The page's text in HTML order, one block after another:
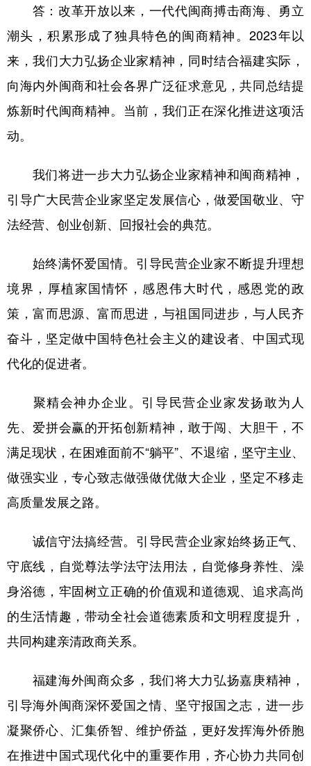
答：改革开放以来，一代代闽商搏击商海、勇立
潮头，积累形成了独具特色的闽商精神。2023年以
来，我们大力弘扬企业家精神，同时结合福建实际，
向海内外闽商和社会各界广泛征求意见，共同总结提
炼新时代闽商精神。当前，我们正在深化推进这项活
动。
我们将进一步大力弘扬企业家精神和闽商精神，
引导广大民营企业家坚定发展信心，做爱国敬业、守
法经营、创业创新、回报社会的典范。
始终满怀爱国情。引导民营企业家不断提升理想
境界，厚植家国情怀，感恩伟大时代，感恩党的政
策，富而思源、富而思进，与祖国同进步，与人民齐
奋斗，坚定做中国特色社会主义的建设者、中国式现
代化的促进者。
聚精会神办企业。引导民营企业家发扬敢为人
先、爱拼会赢的开拓创新精神，敢于闯、大胆干，不
满足现状，在困难面前不“躺平”、不退缩，坚守主业、
做强实业，专心致志做强做优做大企业，坚定不移走
高质量发展之路。
诚信守法搞经营。引导民营企业家始终扬正气、
守底线，自觉尊法学法守法用法，自觉修身养性、澡
身浴德，牢固树立正确的价值观和道德观、追求高尚
的生活情趣，带动全社会道德素质和文明程度提升，
共同构建亲清政商关系。
福建海外闽商众多，我们将大力弘扬嘉庚精神，
引导海外闽商深怀爱国之情、坚守报国之志，进一步
凝聚侨心、汇集侨智、维护侨益，更好发挥海外侨胞
在推进中国式现代化中的重要作用，齐心协力共同创